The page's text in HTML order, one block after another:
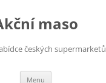
maso
českých supermarketů
Menu